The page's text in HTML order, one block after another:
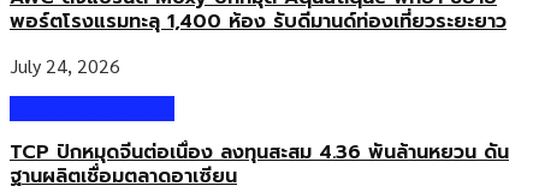
พอร์ตโรงแรมทะลุ 1,400 ห้อง รับดีมานด์ท่องเที่ยวระยะยาว
July 24, 2026
TCP ปักหมุดจีนต่อเนื่อง ลงทุนสะสม 4.36 พันล้านหยวน ดัน
ฐานผลิตเชื่อมตลาดอาเซียน